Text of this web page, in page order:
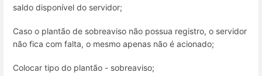
saldo disponível do servidor;
Caso o plantão de sobreaviso não possua registro, o servidor
não fica com falta, o mesmo apenas não é acionado;
Colocar tipo do plantão - sobreaviso;